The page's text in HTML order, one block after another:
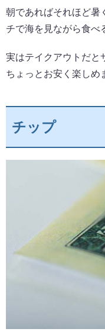
朝であればそれほど暑
チで海を見ながら食べ
実はテイクアウトだと
ちょっとお安く楽しめ
チップ